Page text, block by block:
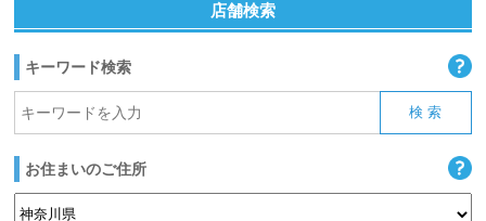
店舗検索
キーワード検索
お住まいのご住所